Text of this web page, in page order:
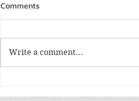
อยากเล่า....? สุขภาวะที่ดีในสถาน
Comments
Write a comment...